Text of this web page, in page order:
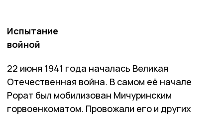
Испытание
войной
22 июня 1941 года началась Великая
Отечественная война. В самом её начале
Рорат был мобилизован Мичуринским
горвоенкоматом. Провожали его и других